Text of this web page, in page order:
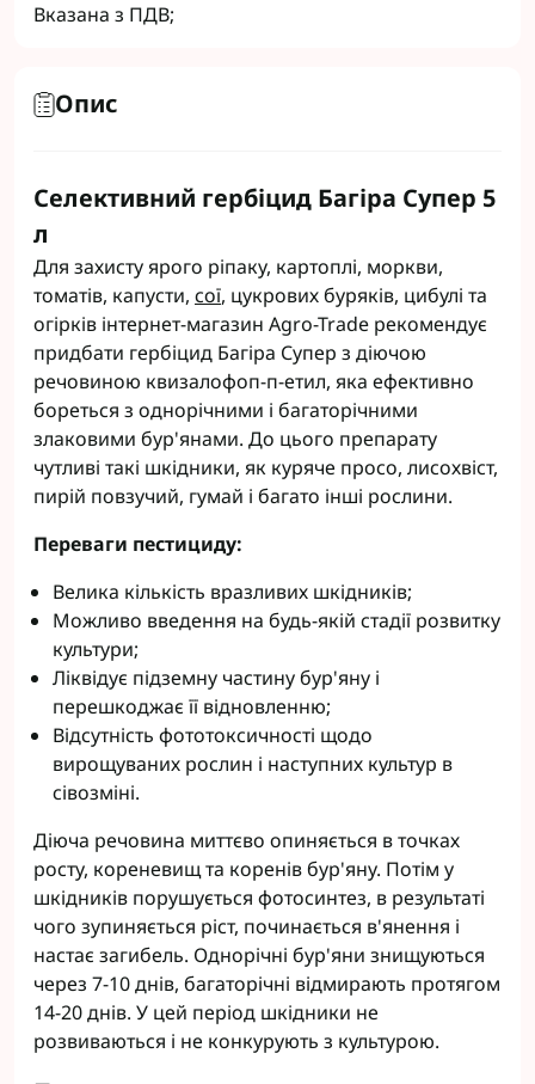
Вказана з ПДВ;
Опис
Селективний гербіцид Багіра Супер 5
л
Для захисту ярого ріпаку, картоплі, моркви,
томатів, капусти, сої, цукрових буряків, цибулі та
огірків інтернет-магазин Agro-Trade рекомендує
придбати гербіцид Багіра Супер з діючою
речовиною квизалофоп-п-етил, яка ефективно
бореться з однорічними і багаторічними
злаковими бур'янами. До цього препарату
чутливі такі шкідники, як куряче просо, лисохвіст,
пирій повзучий, гумай і багато інші рослини.
Переваги пестициду:
Велика кількість вразливих шкідників;
Можливо введення на будь-якій стадії розвитку
культури;
Ліквідує підземну частину бур'яну і
перешкоджає її відновленню;
Відсутність фототоксичності щодо
вирощуваних рослин і наступних культур в
сівозміні.
Діюча речовина миттєво опиняється в точках
росту, кореневищ та коренів бур'яну. Потім у
шкідників порушується фотосинтез, в результаті
чого зупиняється ріст, починається в'янення і
настає загибель. Однорічні бур'яни знищуються
через 7-10 днів, багаторічні відмирають протягом
14-20 днів. У цей період шкідники не
розвиваються і не конкурують з культурою.